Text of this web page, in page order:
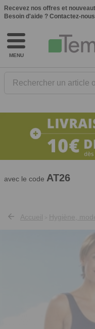
Recevez nos offres et
Besoin d'aide ? Contactez-
MENU
Rechercher un article
10€ de réduction dès 40€ d'achat. Offre
valable du 03/08/2026
avec le code AT26
Accueil Hygiène,